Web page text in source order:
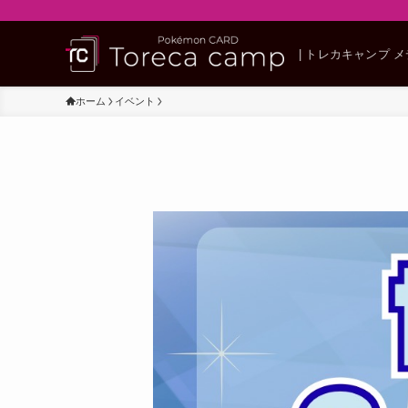
| トレカキャンプ
ホーム イベント